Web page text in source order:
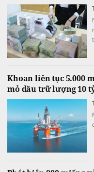
Khoan liên tục 5.000
mỏ dầu trữ lượng 10